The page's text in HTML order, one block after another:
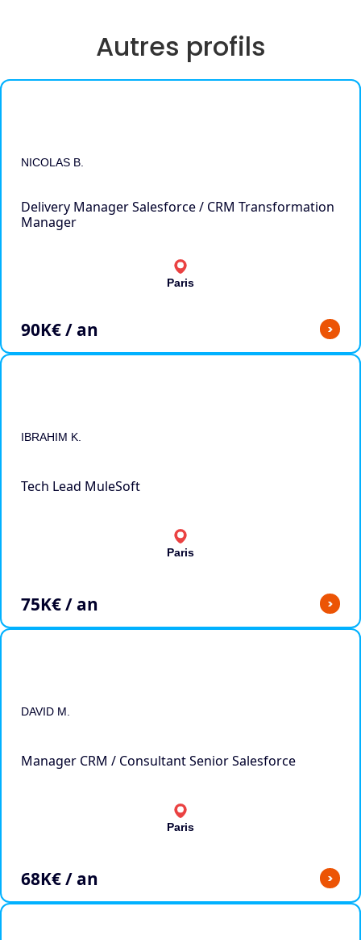
Autres profils
NICOLAS B.
Delivery Manager Salesforce / CRM Transformation
Manager
Paris
90K€ / an >
IBRAHIM K.
Tech Lead MuleSoft
Paris
75K€ / an >
DAVID M.
Manager CRM / Consultant Senior Salesforce
Paris
68K€ / an >